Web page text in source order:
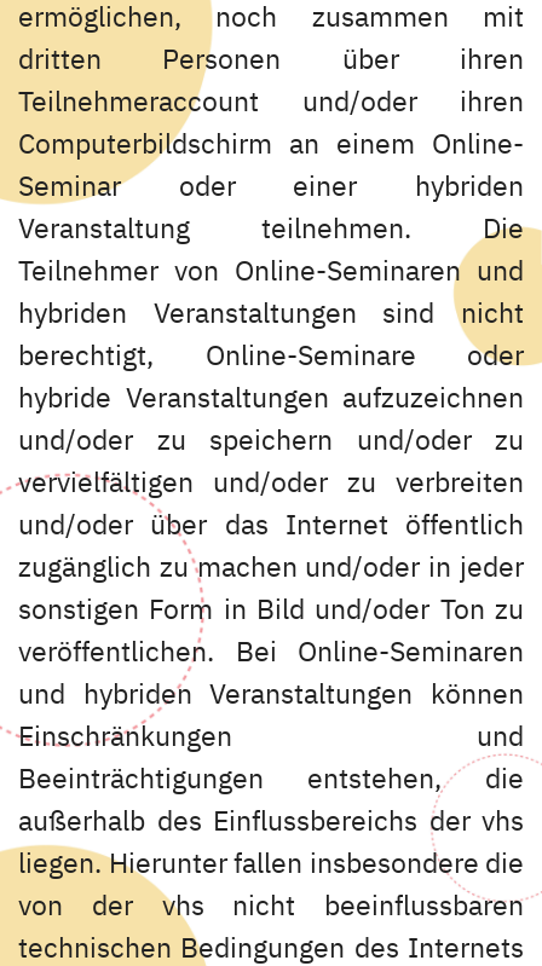
ermöglichen, noch zusammen mit
dritten Personen über ihren
Teilnehmeraccount und/oder ihren
Computerbildschirm an einem Online-
Seminar oder einer hybriden
Veranstaltung teilnehmen. Die
Teilnehmer von Online-Seminaren und
hybriden Veranstaltungen sind nicht
berechtigt, Online-Seminare oder
hybride Veranstaltungen aufzuzeichnen
und/oder zu speichern und/oder zu
vervielfältigen und/oder zu verbreiten
und/oder über das Internet öffentlich
zugänglich zu machen und/oder in jeder
sonstigen Form in Bild und/oder Ton zu
veröffentlichen. Bei Online-Seminaren
und hybriden Veranstaltungen können
Einschränkungen und
Beeinträchtigungen entstehen, die
außerhalb des Einflussbereichs der vhs
liegen. Hierunter fallen insbesondere die
von der vhs nicht beeinflussbaren
technischen Bedingungen des Internets